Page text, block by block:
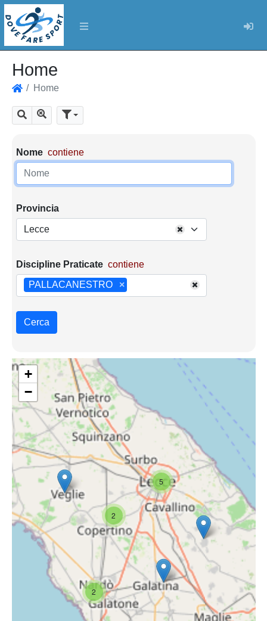
Home
Home
Cerca Mostra tutti i risultati
Parametri di ricerca
Nome contiene
Provincia
Lecce
Discipline Praticate contiene
×
PALLACANESTRO
Cerca
2
2
5
+
−